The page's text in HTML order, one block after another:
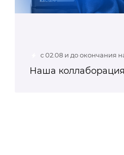
с 02.08 и до окончания
Наша